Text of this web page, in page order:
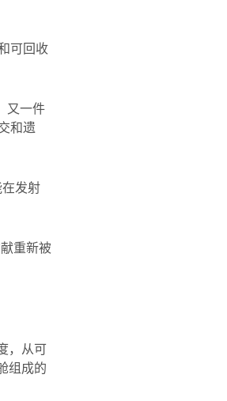
可回收
又一件
和遗
发射
重新被
，从可
组成的